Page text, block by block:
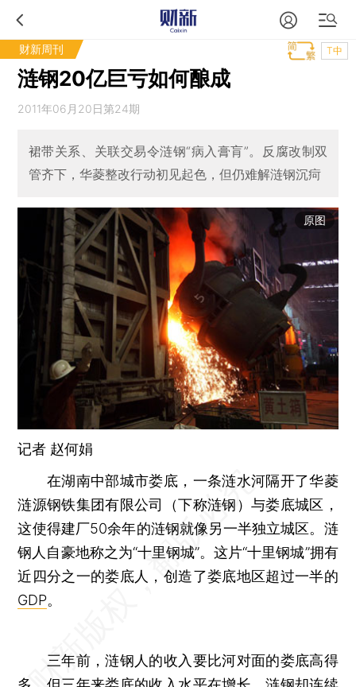
财新周刊 T中
涟钢20亿巨亏如何酿成
2011年06月20日第24期
裙带关系、关联交易令涟钢“病入膏肓”。反腐改制双
管齐下，华菱整改行动初见起色，但仍难解涟钢沉疴
原图
记者 赵何娟
在湖南中部城市娄底，一条涟水河隔开了华菱
涟源钢铁集团有限公司（下称涟钢）与娄底城区，
这使得建厂50余年的涟钢就像另一半独立城区。涟
钢人自豪地称之为“十里钢城”。这片“十里钢城”拥有
近四分之一的娄底人，创造了娄底地区超过一半的
GDP。
三年前，涟钢人的收入要比河对面的娄底高得